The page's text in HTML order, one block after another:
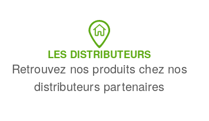
LES DISTRIBUTEURS
Retrouvez nos produits chez nos
distributeurs partenaires